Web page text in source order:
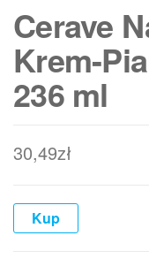
Cerave
Krem-
236 ml
30,49zł
Kup